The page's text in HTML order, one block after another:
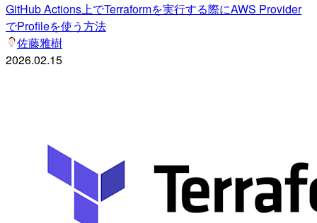
GitHub Actions上でTerraformを実行する際にAWS Provider
でProfileを使う方法
佐藤雅樹
2026.02.15